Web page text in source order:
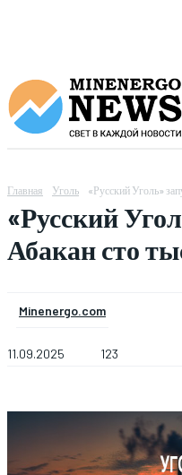
Главная Уголь «Русский Уголь»
«Русский
Абакан сто
Minenergo.com
11.09.2025 123